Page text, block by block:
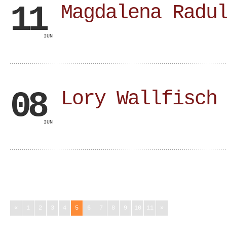
11IUN
Magdalena
08IUN
Lory Wallfisch
« 1 2 3 4 5 6 7 8 9 10 11 »